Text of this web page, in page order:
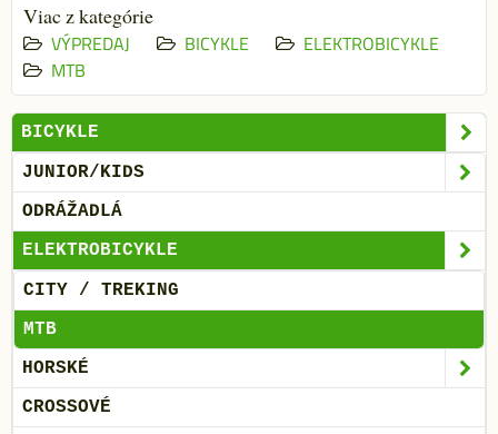
Viac z kategórie
VÝPREDAJ
BICYKLE
ELEKTROBICYKLE
MTB
BICYKLE
JUNIOR/KIDS
ODRÁŽADLÁ
ELEKTROBICYKLE
CITY / TREKING
MTB
HORSKÉ
CROSSOVÉ